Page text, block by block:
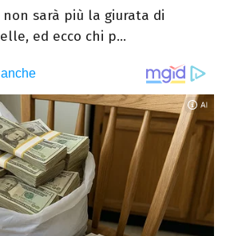
sarà più la giurata di
ed ecco chi p...